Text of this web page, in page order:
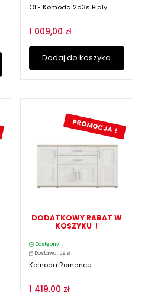
OLE Komoda 2d3s Biały
1 009,00 zł
Dodaj do koszyka
PROMOCJA !
DODATKOWY RABAT W
KOSZYKU !
Dostępny
Dostawa: 59 zł
Komoda Romance
1 419,00 zł